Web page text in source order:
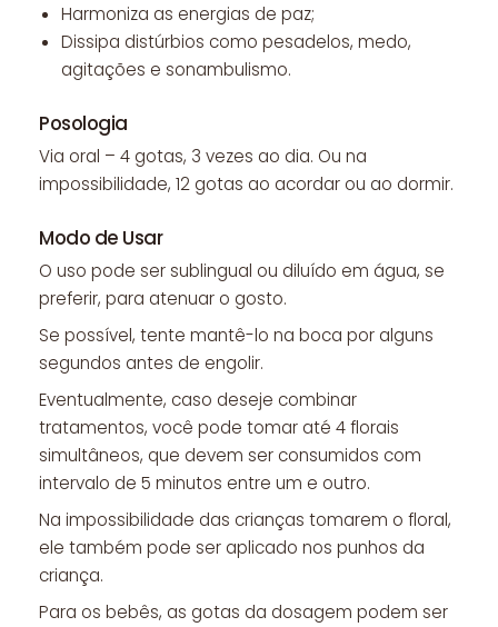
Harmoniza as energias de paz;
Dissipa distúrbios como pesadelos, medo,
agitações e sonambulismo.
Posologia
Via oral – 4 gotas, 3 vezes ao dia. Ou na
impossibilidade, 12 gotas ao acordar ou ao dormir.
Modo de Usar
O uso pode ser sublingual ou diluído em água, se
preferir, para atenuar o gosto.
Se possível, tente mantê-lo na boca por alguns
segundos antes de engolir.
Eventualmente, caso deseje combinar
tratamentos, você pode tomar até 4 florais
simultâneos, que devem ser consumidos com
intervalo de 5 minutos entre um e outro.
Na impossibilidade das crianças tomarem o floral,
ele também pode ser aplicado nos punhos da
criança.
Para os bebês, as gotas da dosagem podem ser